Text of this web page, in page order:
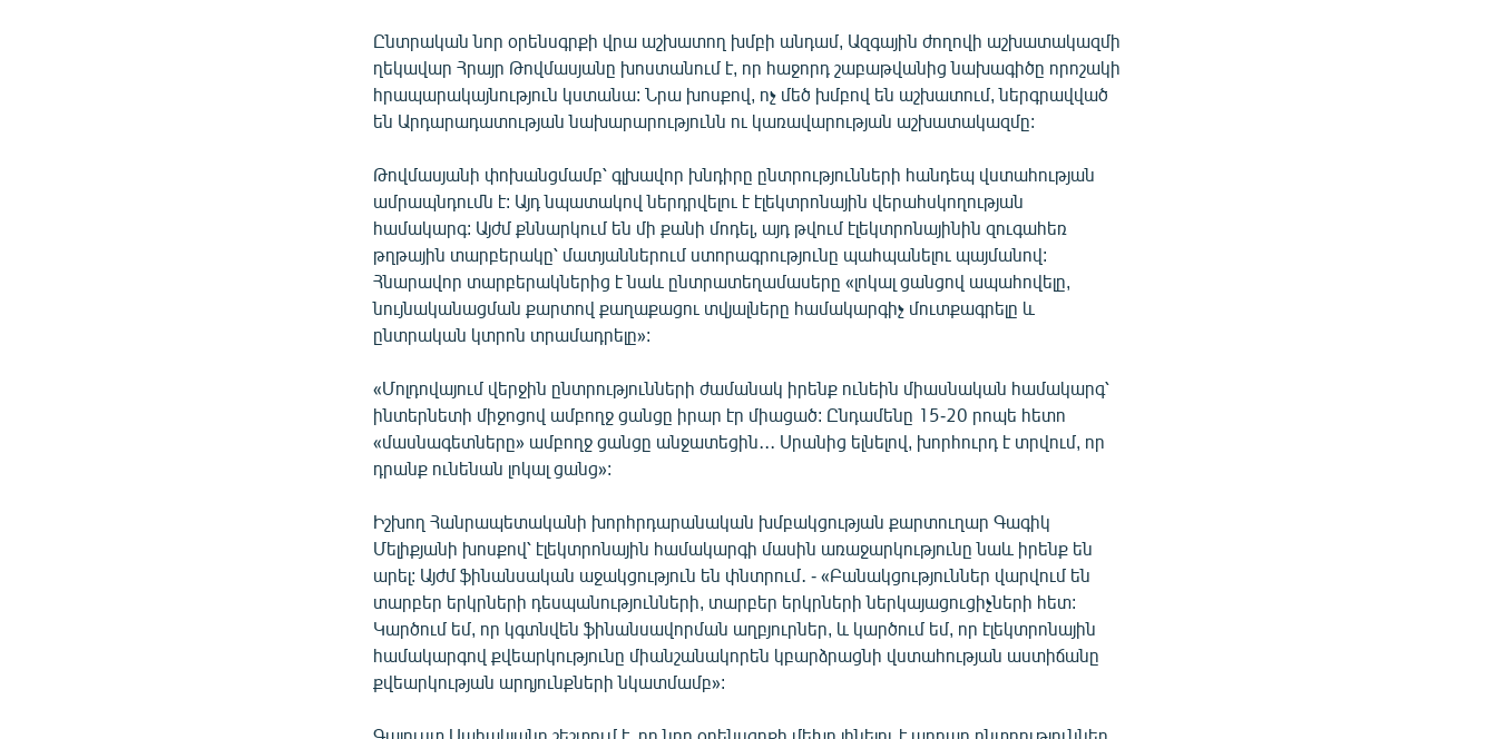
Ընտրական նոր օրենսգրքի վրա աշխատող խմբի անդամ, Ազգային ժողովի աշխատակազմի
ղեկավար Հրայր Թովմասյանը խոստանում է, որ հաջորդ շաբաթվանից նախագիծը որոշակի
հրապարակայնություն կստանա: Նրա խոսքով, ոչ մեծ խմբով են աշխատում, ներգրավված
են Արդարադատության նախարարությունն ու կառավարության աշխատակազմը:
Թովմասյանի փոխանցմամբ՝ գլխավոր խնդիրը ընտրությունների հանդեպ վստահության
ամրապնդումն է: Այդ նպատակով ներդրվելու է էլեկտրոնային վերահսկողության
համակարգ: Այժմ քննարկում են մի քանի մոդել, այդ թվում էլեկտրոնայինին զուգահեռ
թղթային տարբերակը՝ մատյաններում ստորագրությունը պահպանելու պայմանով:
Հնարավոր տարբերակներից է նաև ընտրատեղամասերը «լոկալ ցանցով ապահովելը,
նույնականացման քարտով քաղաքացու տվյալները համակարգիչ մուտքագրելը և
ընտրական կտրոն տրամադրելը»:
«Մոլդովայում վերջին ընտրությունների ժամանակ իրենք ունեին միասնական համակարգ՝
ինտերնետի միջոցով ամբողջ ցանցը իրար էր միացած: Ընդամենը 15-20 րոպե հետո
«մասնագետները» ամբողջ ցանցը անջատեցին․․․ Սրանից ելնելով, խորհուրդ է տրվում, որ
դրանք ունենան լոկալ ցանց»:
Իշխող Հանրապետականի խորհրդարանական խմբակցության քարտուղար Գագիկ
Մելիքյանի խոսքով՝ էլեկտրոնային համակարգի մասին առաջարկությունը նաև իրենք են
արել: Այժմ ֆինանսական աջակցություն են փնտրում․ - «Բանակցություններ վարվում են
տարբեր երկրների դեսպանությունների, տարբեր երկրների ներկայացուցիչների հետ:
Կարծում եմ, որ կգտնվեն ֆինանսավորման աղբյուրներ, և կարծում եմ, որ էլեկտրոնային
համակարգով քվեարկությունը միանշանակորեն կբարձրացնի վստահության աստիճանը
քվեարկության արդյունքների նկատմամբ»: